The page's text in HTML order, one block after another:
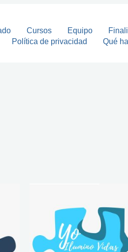
Cursos Equipo
Política de privacidad Qué